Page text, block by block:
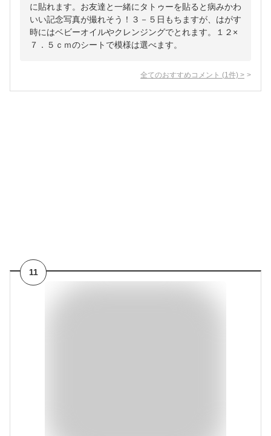
に貼れます。お友達と一緒にタトゥーを貼ると病みかわ
いい記念写真が撮れそう！３－５日もちますが、はがす
時にはベビーオイルやクレンジングでとれます。１２×
７．５ｃｍのシートで模様は選べます。
全てのおすすめコメント (1 件) >
11